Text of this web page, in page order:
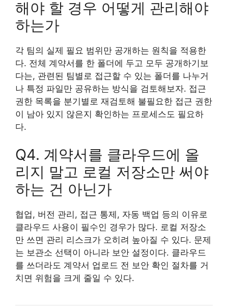
해야 할 경우 어떻게 관리해야
하는가
각 팀의 실제 필요 범위만 공개하는 원칙을 적용한
다. 전체 계약서를 한 폴더에 두고 모두 공개하기보
다는, 관련된 팀별로 접근할 수 있는 폴더를 나누거
나 특정 파일만 공유하는 방식을 검토해보자. 접근
권한 목록을 분기별로 재검토해 불필요한 접근 권한
이 남아 있지 않은지 확인하는 프로세스도 필요하
다.
Q4. 계약서를 클라우드에 올
리지 말고 로컬 저장소만 써야
하는 건 아닌가
협업, 버전 관리, 접근 통제, 자동 백업 등의 이유로
클라우드 사용이 필수인 경우가 많다. 로컬 저장소
만 쓰면 관리 리스크가 오히려 높아질 수 있다. 문제
는 보관소 선택이 아니라 보안 설정이다. 클라우드
를 쓰더라도 계약서 업로드 전 보안 확인 절차를 거
치면 위험을 크게 줄일 수 있다.